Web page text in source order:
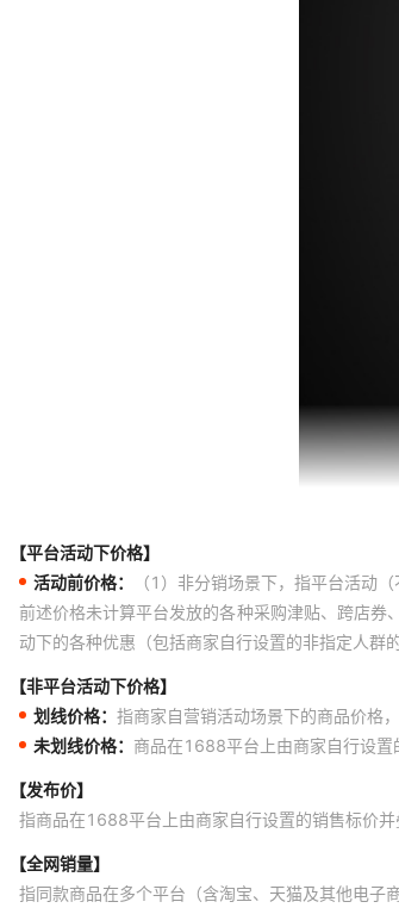
【平台活动下价格】
活动前价格：
（1）非分销场景下，指平台活动
前述价格未计算平台发放的各种采购津贴、跨店
动下的各种优惠（包括商家自行设置的非指定人群
【非平台活动下价格】
划线价格： 指商家自营销活动场景下的商品价格
未划线价格： 商品在1688平台上由商家自行设置
【发布价】
指商品在1688平台上由商家自行设置的销售标价
【全网销量】
指同款商品在多个平台（含淘宝、天猫及其他电子